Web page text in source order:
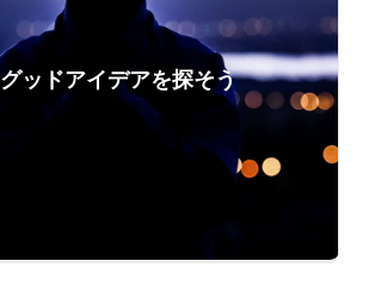
グッドアイデアを探そう